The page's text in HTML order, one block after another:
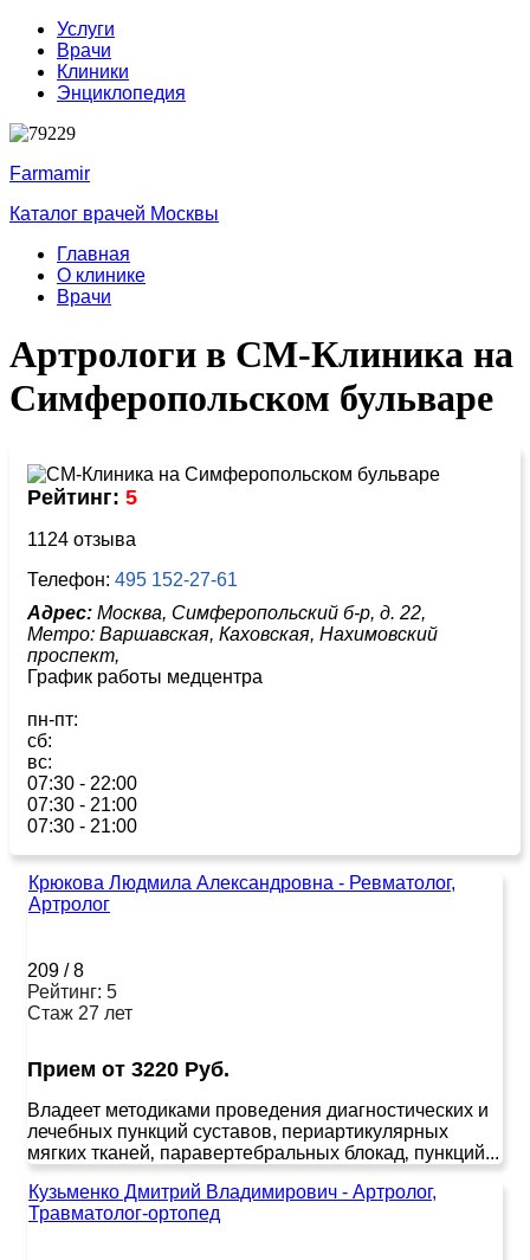
Услуги
Врачи
Клиники
Энциклопедия
Farmamir
Каталог врачей Москвы
Главная
О клинике
Врачи
Артрологи в СМ-Клиника на
Симферопольском бульваре
Рейтинг: 5
1124 отзыва
Телефон: 495 152-27-61
Адрес: Москва, Симферопольский б-р, д. 22,
Метро: Варшавская, Каховская, Нахимовский
проспект,
График работы медцентра
пн-пт:
сб:
вс:
07:30 - 22:00
07:30 - 21:00
07:30 - 21:00
Крюкова Людмила Александровна - Ревматолог,
Артролог
209 /8
Рейтинг: 5
Стаж 27 лет
Прием от 3220 Руб.
Владеет методиками проведения диагностических и
лечебных пункций суставов, периартикулярных
мягких тканей‚ паравертебральных блокад‚ пункций...
Кузьменко Дмитрий Владимирович - Артролог,
Травматолог-ортопед